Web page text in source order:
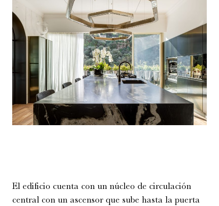
El edificio cuenta con un núcleo de circulación
central con un ascensor que sube hasta la puerta